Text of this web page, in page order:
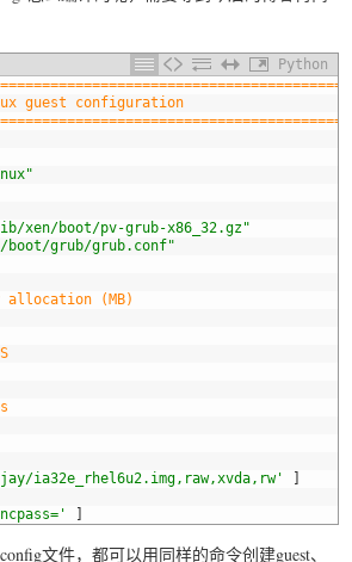
Python
guest configuration
xen/boot/pv-grub-x86_32.gz"
boot/grub/grub.conf"
(MB)
ia32e_rhel6u2.img,raw,xvda,rw' ]
]
文件，都可以用同样的命令创建guest、